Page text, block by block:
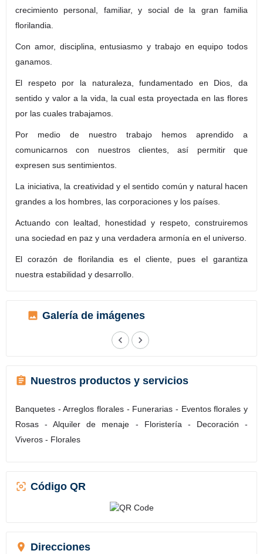
crecimiento personal, familiar, y social de la gran familia
florilandia.
Con amor, disciplina, entusiasmo y trabajo en equipo todos
ganamos.
El respeto por la naturaleza, fundamentado en Dios, da
sentido y valor a la vida, la cual esta proyectada en las flores
por las cuales trabajamos.
Por medio de nuestro trabajo hemos aprendido a
comunicarnos con nuestros clientes, así permitir que
expresen sus sentimientos.
La iniciativa, la creatividad y el sentido común y natural hacen
grandes a los hombres, las corporaciones y los países.
Actuando con lealtad, honestidad y respeto, construiremos
una sociedad en paz y una verdadera armonía en el universo.
El corazón de florilandia es el cliente, pues el garantiza
nuestra estabilidad y desarrollo.
Galería de imágenes
Nuestros productos y servicios
Banquetes - Arreglos florales - Funerarias - Eventos florales y
Rosas - Alquiler de menaje - Floristería - Decoración -
Viveros - Florales
Código QR
Direcciones